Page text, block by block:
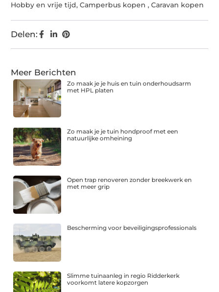
Hobby en vrije tijd,Camperbus kopen ,Caravan kopen
Delen:
Meer Berichten
Zo maak je je huis en tuin onderhoudsarm
met HPL platen
Zo maak je je tuin hondproof met een
natuurlijke omheining
Open trap renoveren zonder breekwerk en
met meer grip
Bescherming voor beveiligingsprofessionals
Slimme tuinaanleg in regio Ridderkerk
voorkomt latere kopzorgen